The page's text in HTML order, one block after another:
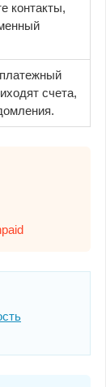
контакты,
счета,